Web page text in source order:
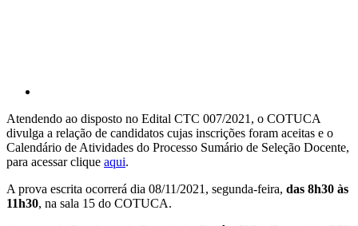
Atendendo ao disposto no Edital CTC 007/2021, o COTUCA
divulga a relação de candidatos cujas inscrições foram aceitas e o
Calendário de Atividades do Processo Sumário de Seleção Docente,
para acessar clique aqui.
A prova escrita ocorrerá dia 08/11/2021, segunda-feira, das 8h30 às
11h30, na sala 15 do COTUCA.